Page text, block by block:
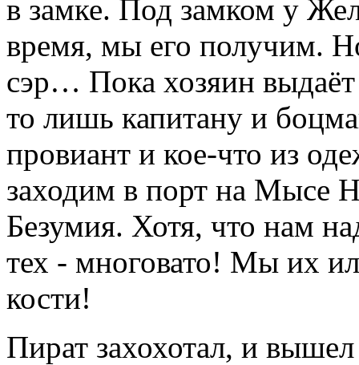
в замке. Под замком у
время, мы его получим.
сэр… Пока хозяин
то лишь капитану и
провиант и кое-что из
заходим в порт на Мысе
Безумия. Хотя, что нам
тех - многовато! Мы их
кости!
Пират захохотал, и